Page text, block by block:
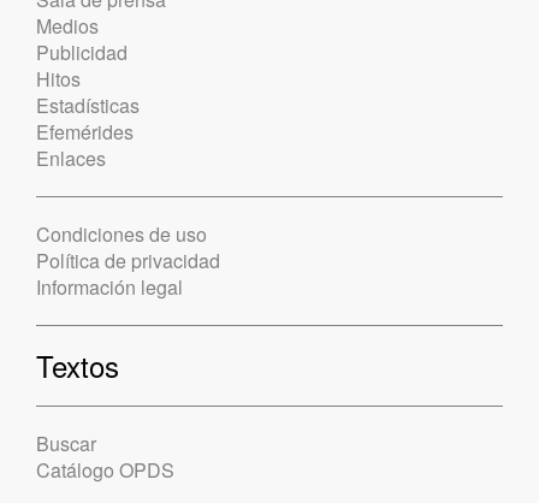
Medios
Publicidad
Hitos
Estadísticas
Efemérides
Enlaces
Condiciones de uso
Política de privacidad
Información legal
Textos
Buscar
Catálogo OPDS